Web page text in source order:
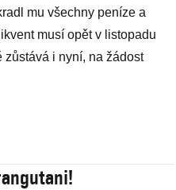
mu všechny peníze a
musí opět v listopadu
zůstává i nyní, na žádost